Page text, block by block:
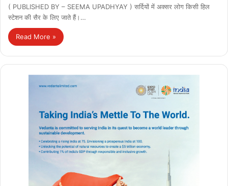
( PUBLISHED BY – SEEMA UPADHYAY ) सर्दियों में अक्सर लोग किसी हिल
स्टेशन की सैर के लिए जाते हैं।…
Read More »